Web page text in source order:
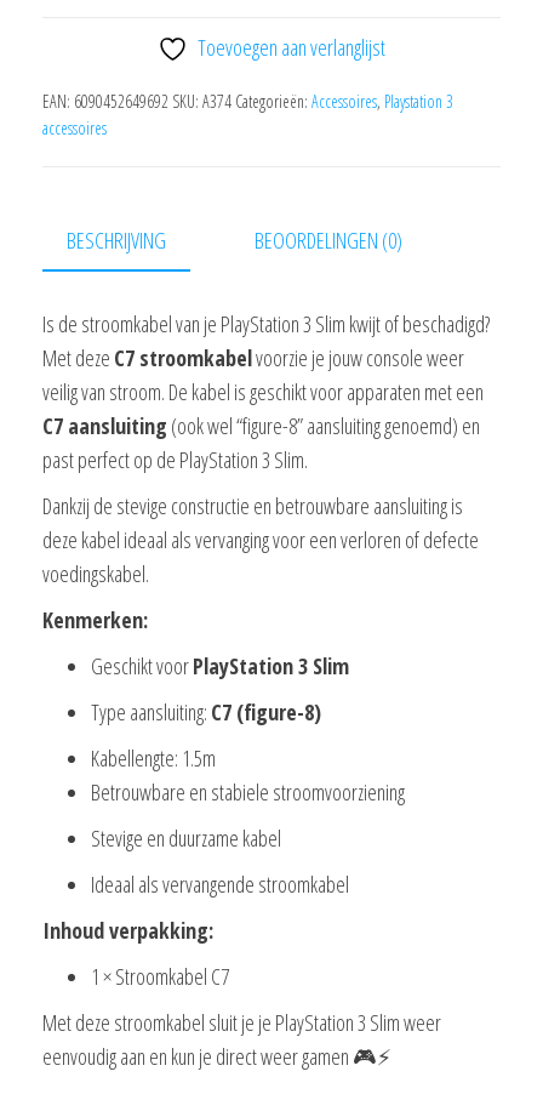
Toevoegen aan verlanglijst
EAN: 6090452649692 SKU: A374 Categorieën: Accessoires, Playstation 3
accessoires
BESCHRIJVING BEOORDELINGEN (0)
Is de stroomkabel van je PlayStation 3 Slim kwijt of beschadigd?
Met deze C7 stroomkabelvoorzie je jouw console weer
veilig van stroom. De kabel is geschikt voor apparaten met een
C7 aansluiting (ook wel “figure-8” aansluiting genoemd) en
past perfect op de PlayStation 3 Slim.
Dankzij de stevige constructie en betrouwbare aansluiting is
deze kabel ideaal als vervanging voor een verloren of defecte
voedingskabel.
Kenmerken:
Geschikt voorPlayStation 3 Slim
Type aansluiting: C7 (figure-8)
Kabellengte: 1.5m
Betrouwbare en stabiele stroomvoorziening
Stevige en duurzame kabel
Ideaal als vervangende stroomkabel
Inhoud verpakking:
1 × Stroomkabel C7
Met deze stroomkabel sluit je je PlayStation 3 Slim weer
eenvoudig aan en kun je direct weer gamen 🎮⚡